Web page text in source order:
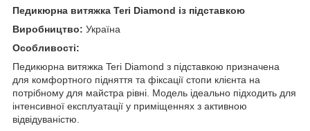
Педикюрна витяжка Teri Diamond із підставкою
Виробництво: Україна
Особливості:
Педикюрна витяжка Teri Diamond з підставкою призначена
для комфортного підняття та фіксації стопи клієнта на
потрібному для майстра рівні. Модель ідеально підходить для
інтенсивної експлуатації у приміщеннях з активною
відвідуваністю.